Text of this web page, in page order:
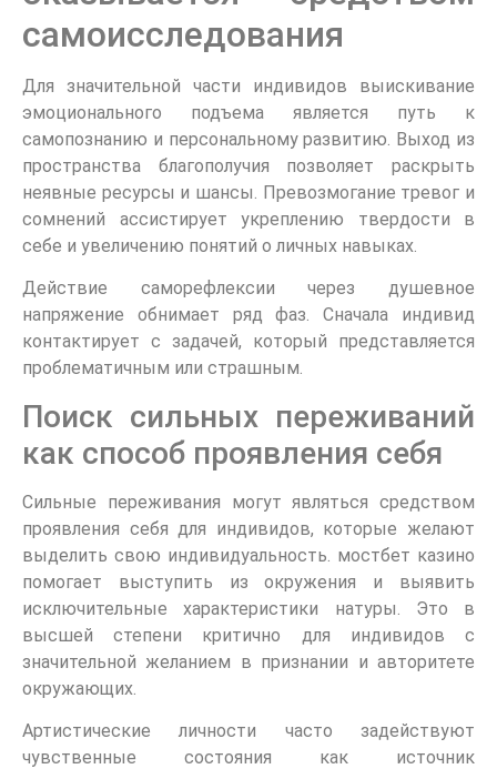
самоисследования
Для значительной части индивидов выискивание
эмоционального подъема является путь к
самопознанию и персональному развитию. Выход из
пространства благополучия позволяет раскрыть
неявные ресурсы и шансы. Превозмогание тревог и
сомнений ассистирует укреплению твердости в
себе и увеличению понятий о личных навыках.
Действие саморефлексии через душевное
напряжение обнимает ряд фаз. Сначала индивид
контактирует с задачей, который представляется
проблематичным или страшным.
Поиск сильных переживаний
как способ проявления себя
Сильные переживания могут являться средством
проявления себя для индивидов, которые желают
выделить свою индивидуальность. мостбет казино
помогает выступить из окружения и выявить
исключительные характеристики натуры. Это в
высшей степени критично для индивидов с
значительной желанием в признании и авторитете
окружающих.
Артистические личности часто задействуют
чувственные состояния как источник